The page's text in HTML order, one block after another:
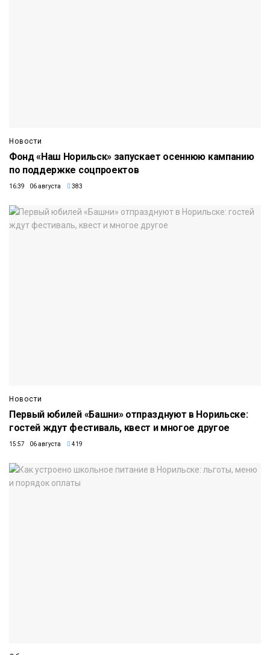
Новости
Фонд «Наш Норильск» запускает осеннюю кампанию
по поддержке соцпроектов
16:39 06 августа 383
Новости
Первый юбилей «Башни» отпразднуют в Норильске:
гостей ждут фестиваль, квест и многое другое
15:57 06 августа 419